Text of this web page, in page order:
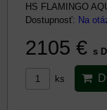
HS FLAMINGO
Dostupnosť: Na
2105 € s
ks